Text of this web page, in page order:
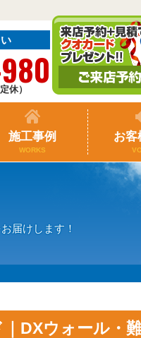
休）
施工事例
WORKS
お客
届けします！
DXウォール・